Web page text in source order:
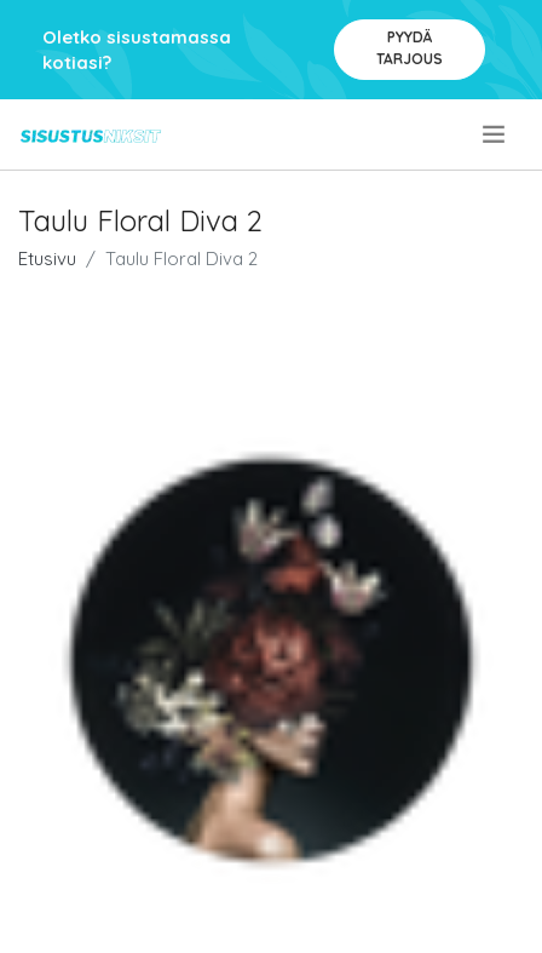
Oletko sisustamassa
kotiasi?
PYYDÄ
TARJOUS
Taulu Floral Diva 2
Etusivu Taulu Floral Diva 2